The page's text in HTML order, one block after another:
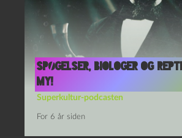
Spøgelser, biologer og
my!
Superkultur-podcasten
For 6 år siden